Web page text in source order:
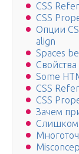
CSS
CSS
Опции
align
Spaces
Свойства
Some
CSS
CSS
Зачем
Слишком